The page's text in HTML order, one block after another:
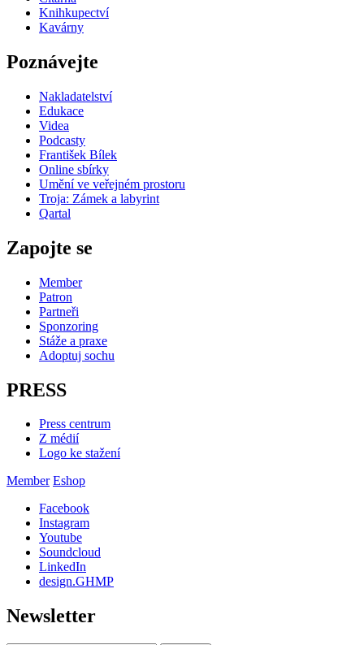
Knihkupectví
Kavárny
Poznávejte
Nakladatelství
Edukace
Videa
Podcasty
František Bílek
Online sbírky
Umění ve veřejném prostoru
Troja: Zámek a labyrint
Qartal
Zapojte se
Member
Patron
Partneři
Sponzoring
Stáže a praxe
Adoptuj sochu
PRESS
Press centrum
Z médií
Logo ke stažení
Member Eshop
Facebook
Instagram
Youtube
Soundcloud
LinkedIn
design.GHMP
Newsletter